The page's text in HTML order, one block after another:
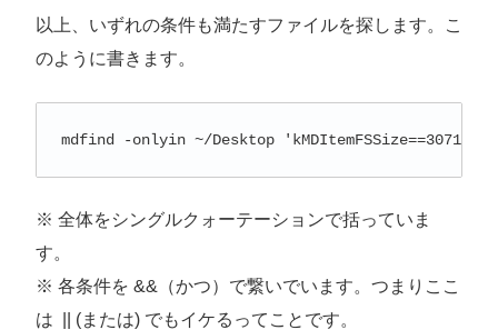
以上、いずれの条件も満たすファイルを探します。こ
のように書きます。
mdfind -onlyin ~/Desktop
※ 全体をシングルクォーテーションで括っていま
す。
※ 各条件を &&（かつ）で繋いでいます。つまりここ
は || (または) でもイケるってことです。